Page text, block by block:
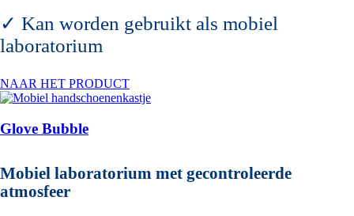
✓ Kan worden gebruikt als mobiel
laboratorium
NAAR HET PRODUCT
Glove Bubble
Mobiel laboratorium met gecontroleerde
atmosfeer